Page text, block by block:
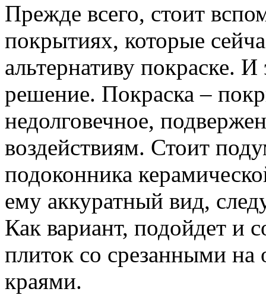
Прежде всего, стоит
покрытиях, которые
альтернативу покраске.
решение. Покраска –
недолговечное,
воздействиям. Стоит
подоконника
ему аккуратный вид,
Как вариант, подойдет и
плиток со срезанными
краями.